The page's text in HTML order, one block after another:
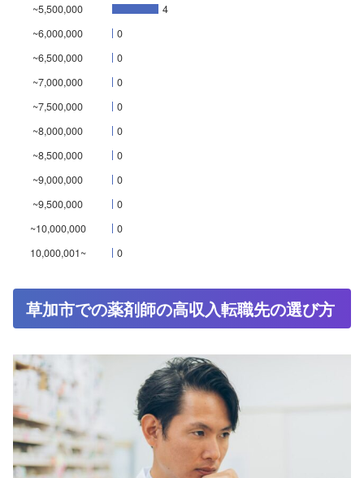
~5,500,000
4
~6,000,000
0
~6,500,000
0
~7,000,000
0
~7,500,000
0
~8,000,000
0
~8,500,000
0
~9,000,000
0
~9,500,000
0
~10,000,000
0
10,000,001~
0
草加市での薬剤師の高収入転職先の選び方